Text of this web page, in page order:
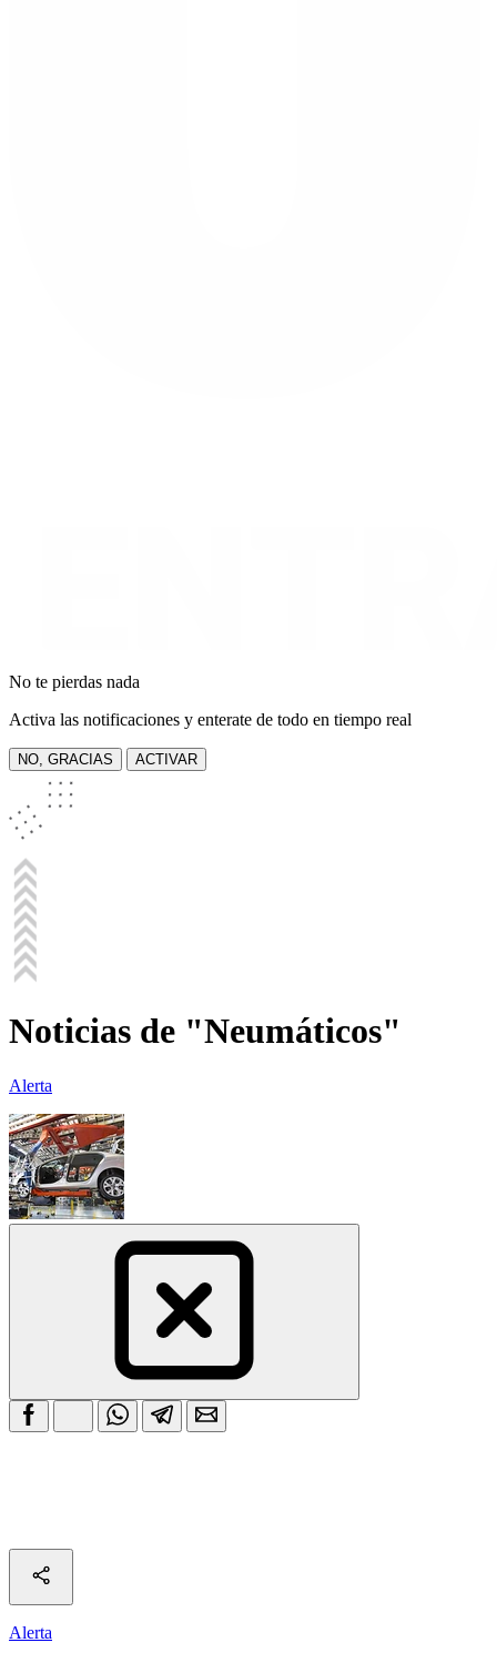
No te pierdas nada
Activa las notificaciones y enterate de todo en tiempo real
NO, GRACIAS ACTIVAR
Noticias de "Neumáticos"
Alerta
Alerta